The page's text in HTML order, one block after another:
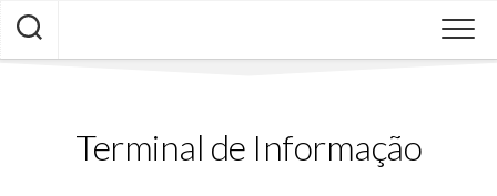
Skip
content
Terminal de Informação